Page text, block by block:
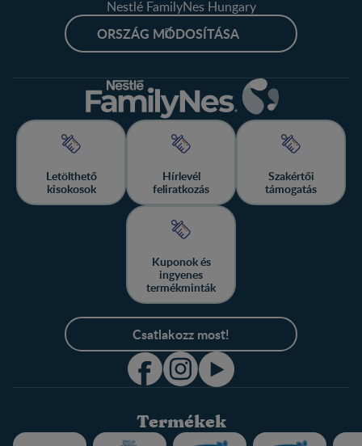
Nestlé FamilyNes Hungary
ORSZÁG MÓDOSÍTÁSA
Letölthető
kisokosok
Hírlevél
feliratkozás
Szakértői
támogatás
Kuponok és
ingyenes
termékminták
Csatlakozz most!
Termékek